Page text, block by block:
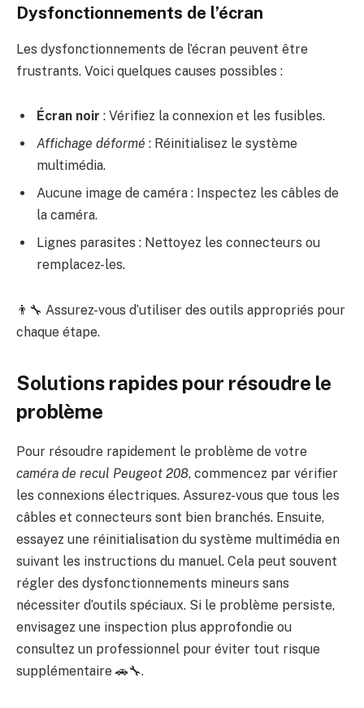
Dysfonctionnements de l’écran
Les dysfonctionnements de l’écran peuvent être
frustrants. Voici quelques causes possibles :
Écran noir : Vérifiez la connexion et les fusibles.
Affichage déformé : Réinitialisez le système
multimédia.
Aucune image de caméra : Inspectez les câbles de
la caméra.
Lignes parasites : Nettoyez les connecteurs ou
remplacez-les.
👨‍🔧 Assurez-vous d’utiliser des outils appropriés pour
chaque étape.
Solutions rapides pour résoudre le
problème
Pour résoudre rapidement le problème de votre
caméra de recul Peugeot 208, commencez par vérifier
les connexions électriques. Assurez-vous que tous les
câbles et connecteurs sont bien branchés. Ensuite,
essayez une réinitialisation du système multimédia en
suivant les instructions du manuel. Cela peut souvent
régler des dysfonctionnements mineurs sans
nécessiter d’outils spéciaux. Si le problème persiste,
envisagez une inspection plus approfondie ou
consultez un professionnel pour éviter tout risque
supplémentaire 🚗🔧.